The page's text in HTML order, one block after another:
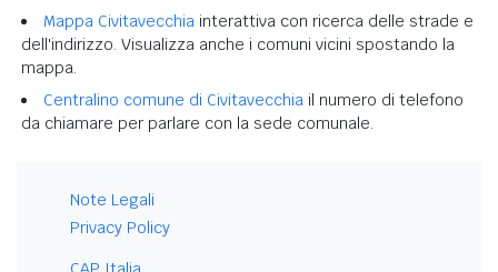
Mappa Civitavecchia interattiva con ricerca delle strade e
dell'indirizzo. Visualizza anche i comuni vicini spostando la
mappa.
Centralino comune di Civitavecchia il numero di telefono
da chiamare per parlare con la sede comunale.
Note Legali
Privacy Policy